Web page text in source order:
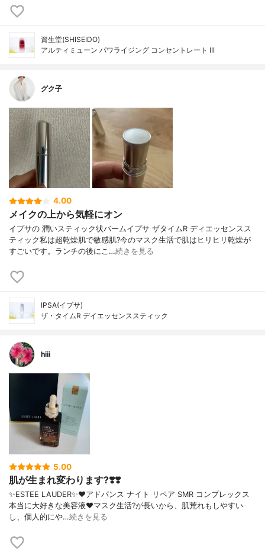
資生堂(SHISEIDO)
アルティミューン パワライジング コンセントレート III
グク子
4.00
メイクの上から気軽にオン
イプサの 潤いスティック状バームイプサ ザタイムR ディエッセンスス
ティック私は超乾燥肌で敏感肌?今のマスク生活で肌はヒリヒリ乾燥が
すごいです。ランチの後にこ…続きを見る
IPSA(イプサ)
ザ・タイムR デイエッセンススティック
hiii
5.00
肌が生まれ変わります?❣️❣️
✨ESTEE LAUDER✨❤︎アドバンス ナイト リペア SMR コンプレックス
本当に大好きな美容液❤️マスク生活?が長いから、肌荒れもしやすい
し、個人的にや…続きを見る